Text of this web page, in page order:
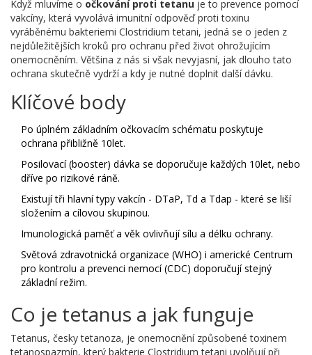
Když mluvíme o očkování proti tetanu je to prevence pomocí
vakcíny, která vyvolává imunitní odpověď proti toxinu
vyráběnému bakteriemi Clostridium tetani, jedná se o jeden z
nejdůležitějších kroků pro ochranu před život ohrožujícím
onemocněním. Většina z nás si však nevyjasní, jak dlouho tato
ochrana skutečně vydrží a kdy je nutné doplnit další dávku.
Klíčové body
Po úplném základním očkovacím schématu poskytuje
ochrana přibližně 10let.
Posilovací (booster) dávka se doporučuje každých 10let, nebo
dříve po rizikové ráně.
Existují tři hlavní typy vakcín - DTaP, Td a Tdap - které se liší
složením a cílovou skupinou.
Imunologická paměť a věk ovlivňují sílu a délku ochrany.
Světová zdravotnická organizace (WHO) i americké Centrum
pro kontrolu a prevenci nemocí (CDC) doporučují stejný
základní režim.
Co je tetanus a jak funguje
Tetanus, česky tetanoza, je onemocnění způsobené toxinem
tetanospazmín, který bakterie Clostridium tetani uvolňují při